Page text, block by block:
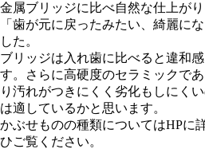
金属ブリッジに比べ自然な仕上が
「歯が元に戻ったみたい、綺麗に
した。
ブリッジは入れ歯に比べると違和
す。さらに高硬度のセラミックで
り汚れがつきにくく劣化もしにく
は適しているかと思います。
かぶせものの種類についてはHPに
ひご覧ください。